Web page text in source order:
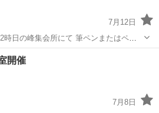
7月12日
ご自分の氏名、住所、芳名帳、季節の
指導致します。初心者大歓迎でます。
書道
開催
7月8日